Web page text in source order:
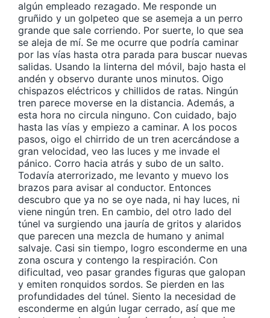
algún empleado rezagado. Me responde un
gruñido y un golpeteo que se asemeja a un perro
grande que sale corriendo. Por suerte, lo que sea
se aleja de mí. Se me ocurre que podría caminar
por las vías hasta otra parada para buscar nuevas
salidas. Usando la linterna del móvil, bajo hasta el
andén y observo durante unos minutos. Oigo
chispazos eléctricos y chillidos de ratas. Ningún
tren parece moverse en la distancia. Además, a
esta hora no circula ninguno. Con cuidado, bajo
hasta las vías y empiezo a caminar. A los pocos
pasos, oigo el chirrido de un tren acercándose a
gran velocidad, veo las luces y me invade el
pánico. Corro hacia atrás y subo de un salto.
Todavía aterrorizado, me levanto y muevo los
brazos para avisar al conductor. Entonces
descubro que ya no se oye nada, ni hay luces, ni
viene ningún tren. En cambio, del otro lado del
túnel va surgiendo una jauría de gritos y alaridos
que parecen una mezcla de humano y animal
salvaje. Casi sin tiempo, logro esconderme en una
zona oscura y contengo la respiración. Con
dificultad, veo pasar grandes figuras que galopan
y emiten ronquidos sordos. Se pierden en las
profundidades del túnel. Siento la necesidad de
esconderme en algún lugar cerrado, así que me